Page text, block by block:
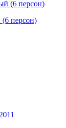
персон)